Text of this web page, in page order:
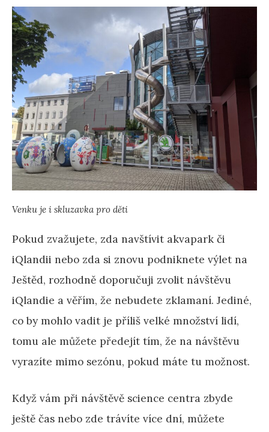
Venku je i skluzavka pro děti
Pokud zvažujete, zda navštívit akvapark či
iQlandii nebo zda si znovu podniknete výlet na
Ještěd, rozhodně doporučuji zvolit návštěvu
iQlandie a věřím, že nebudete zklamaní. Jediné,
co by mohlo vadit je příliš velké množství lidí,
tomu ale můžete předejít tím, že na návštěvu
vyrazíte mimo sezónu, pokud máte tu možnost.
Když vám při návštěvě science centra zbyde
ještě čas nebo zde trávíte více dní, můžete